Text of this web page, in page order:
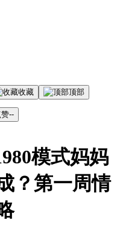
收藏 顶部
--
模式妈妈
？第一周情